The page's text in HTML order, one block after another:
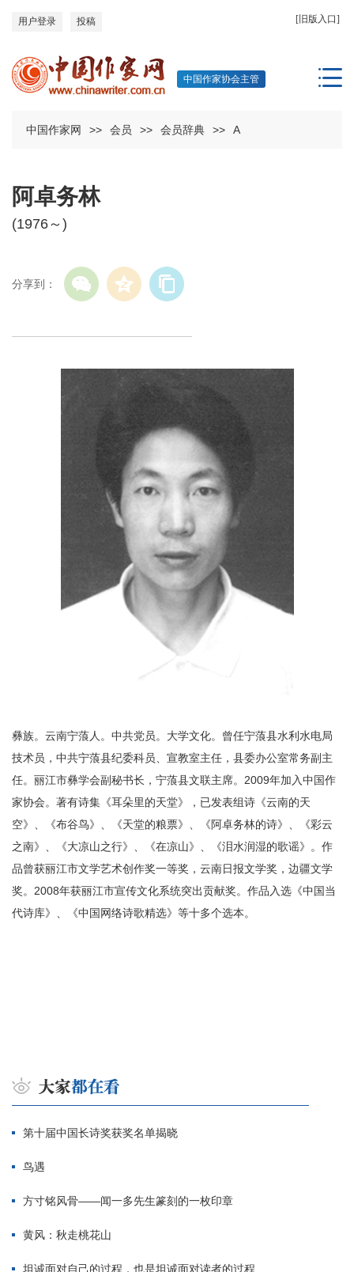
[旧版入口]
用户登录 投稿
中国作家协会主管
中国作家网 >> 会员 >> 会员辞典 >> A
阿卓务林
(1976～)
分享到：
彝族。云南宁蒗人。中共党员。大学文化。曾任宁蒗县水利水电局
技术员，中共宁蒗县纪委科员、宣教室主任，县委办公室常务副主
任。丽江市彝学会副秘书长，宁蒗县文联主席。2009年加入中国作
家协会。著有诗集《耳朵里的天堂》，已发表组诗《云南的天
空》、《布谷鸟》、《天堂的粮票》、《阿卓务林的诗》、《彩云
之南》、《大凉山之行》、《在凉山》、《泪水润湿的歌谣》。作
品曾获丽江市文学艺术创作奖一等奖，云南日报文学奖，边疆文学
奖。2008年获丽江市宣传文化系统突出贡献奖。作品入选《中国当
代诗库》、《中国网络诗歌精选》等十多个选本。